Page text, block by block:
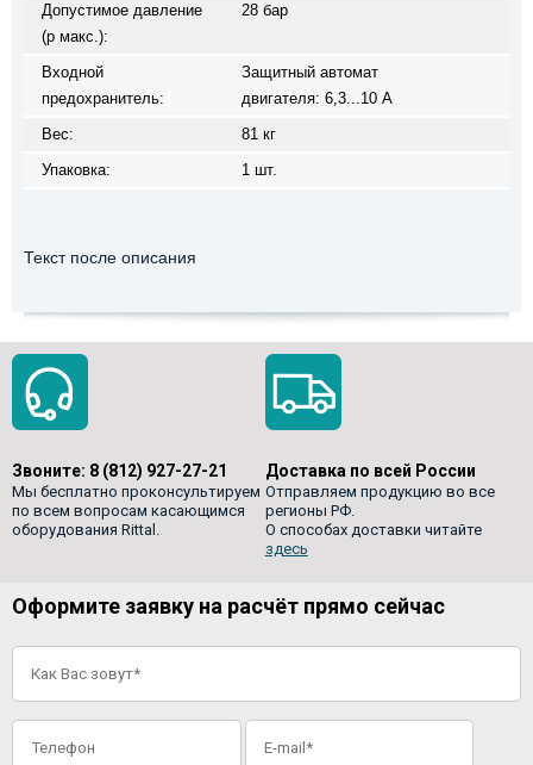
Допустимое давление
(p макс.):
28 бар
Входной
предохранитель:
Защитный автомат
двигателя: 6,3...10 A
Вес:
81 кг
Упаковка:
1 шт.
Текст после описания
Звоните: 8 (812) 927-27-21
Мы бесплатно проконсультируем
по всем вопросам касающимся
оборудования Rittal.
Доставка по всей России
Отправляем продукцию во все
регионы РФ.
О способах доставки читайте
здесь
Оформите заявку на расчёт прямо сейчас